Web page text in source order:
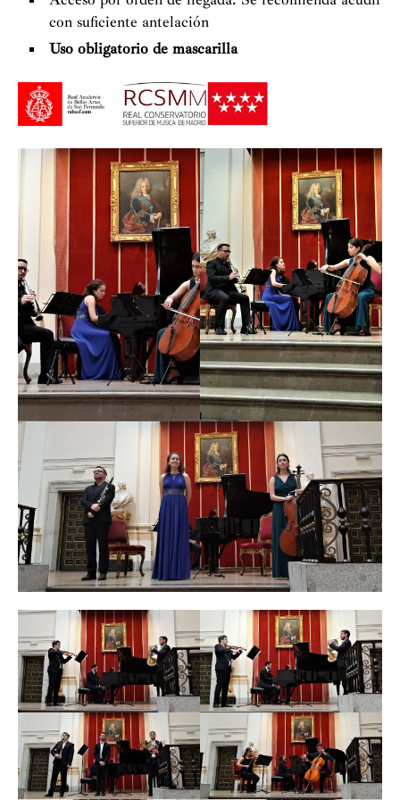
fundamentales como experiencia humana y artística,
como práctica formativa y como puente hacia su futura
incorporación al circuito de conciertos profesionales.
Las actuaciones del alumnado incluyen recitales como
solistas, en orquestas y grandes agrupaciones, así como
en conjuntos de música de cámara.
Colaboran regularmente con el Real Conservatorio en
estas actividades la Real Academia de Bellas Artes de
San Fernando, el Auditorio Nacional de Música, el
Museo Nacional Centro de Arte Reina Sofía, el Museo
del Prado, la Real Sociedad Matritense de Amigos del
País, la Fundación Juan March, CentroCentro Madrid y
la Residencia de Estudiantes. Además de compartir y
extender la pasión por la música, todas estas actividades
(más de cuatrocientas cada curso) sirven para mostrar el
trabajo que se realiza en las aulas y someterlo a examen
público. Simultáneamente, consolidan los valores que
acompañan el quehacer musical como son la
creatividad, el talento, la comunicación, la empatía, la
cultura del esfuerzo, el sentido de la responsabilidad, el
espíritu de autocrítica y el afán constante de
superación. La música contribuye a construir una
sociedad más armoniosa, culta, avanzada y solidaria.
con suficiente antelación
Uso obligatorio de mascarilla